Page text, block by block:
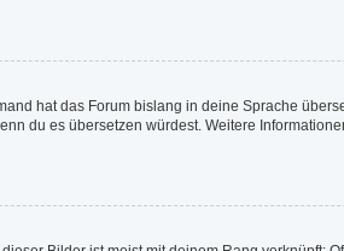
hat das Forum bislang in deine Sprache
du es übersetzen würdest. Weitere